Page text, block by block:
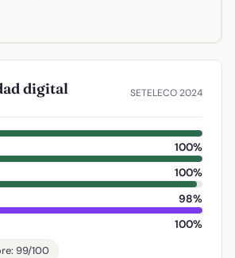
digital SETELECO 2024
100%
100%
98%
100%
99/100